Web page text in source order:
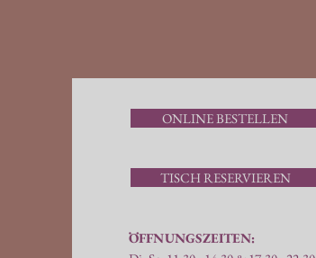
ONLINE BESTELLEN
TISCH RESERVIEREN
ÖFFNUNGSZEITEN: